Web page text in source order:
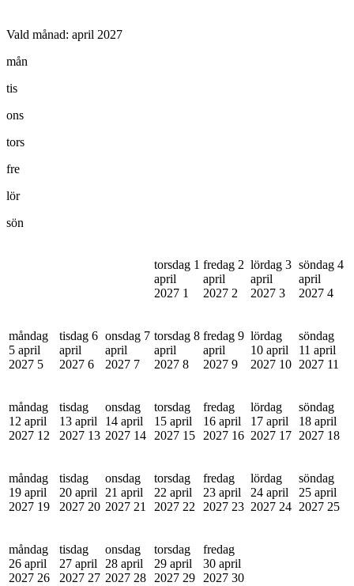
Vald månad: april 2027
mån
tis
ons
tors
fre
lör
sön
torsdag 1
april
2027 1
fredag 2
april
2027 2
lördag 3
april
2027 3
söndag 4
april
2027 4
måndag
5 april
2027 5
tisdag 6
april
2027 6
onsdag 7
april
2027 7
torsdag 8
april
2027 8
fredag 9
april
2027 9
lördag
10 april
2027 10
söndag
11 april
2027 11
måndag
12 april
2027 12
tisdag
13 april
2027 13
onsdag
14 april
2027 14
torsdag
15 april
2027 15
fredag
16 april
2027 16
lördag
17 april
2027 17
söndag
18 april
2027 18
måndag
19 april
2027 19
tisdag
20 april
2027 20
onsdag
21 april
2027 21
torsdag
22 april
2027 22
fredag
23 april
2027 23
lördag
24 april
2027 24
söndag
25 april
2027 25
måndag
26 april
2027 26
tisdag
27 april
2027 27
onsdag
28 april
2027 28
torsdag
29 april
2027 29
fredag
30 april
2027 30